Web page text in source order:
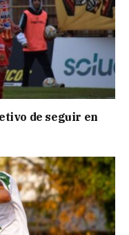
de seguir en